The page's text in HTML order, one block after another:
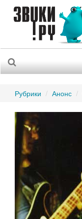
Рубрики Анонс